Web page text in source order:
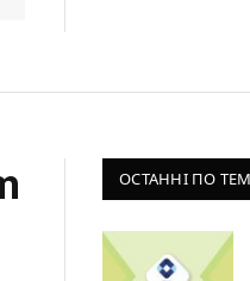
ОСТАННІ ПО